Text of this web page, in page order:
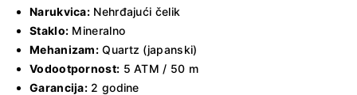
Narukvica: Nehrđajući čelik
Staklo: Mineralno
Mehanizam: Quartz (japanski)
Vodootpornost: 5 ATM / 50 m
Garancija: 2 godine